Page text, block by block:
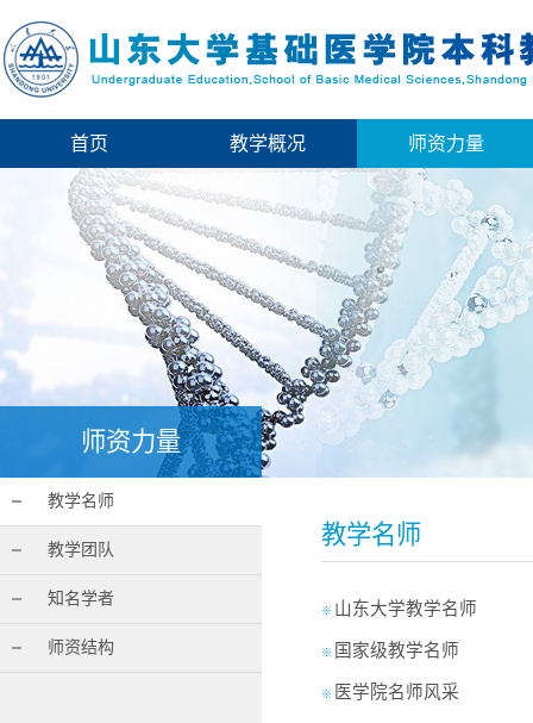
首页 教学概况 师资力量
师资力量
教学名师
教学团队
知名学者
师资结构
教学名师
※ 山东大学教学名师
※ 国家级教学名师
※ 医学院名师风采